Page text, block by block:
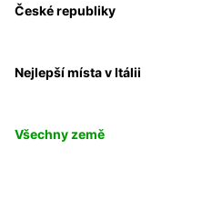
České republiky
Nejlepší místa v Itálii
Všechny země